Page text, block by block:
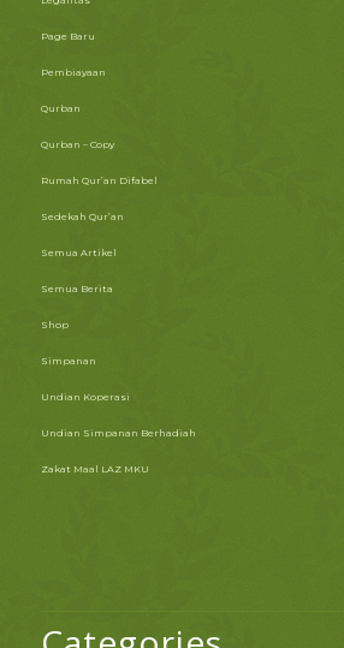
Page Baru
Pembiayaan
Qurban
Qurban – Copy
Rumah Qur’an Difabel
Sedekah Qur’an
Semua Artikel
Semua Berita
Shop
Simpanan
Undian Koperasi
Undian Simpanan Berhadiah
Zakat Maal LAZ MKU